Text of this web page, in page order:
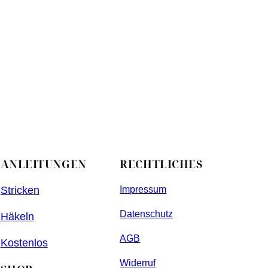
ANLEITUNGEN
Stricken
Häkeln
Kostenlos
RECHTLICHES
Impressum
Datenschutz
AGB
Widerruf